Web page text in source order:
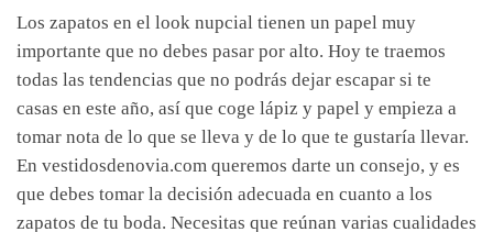
Los zapatos en el look nupcial tienen un papel muy
importante que no debes pasar por alto. Hoy te traemos
todas las tendencias que no podrás dejar escapar si te
casas en este año, así que coge lápiz y papel y empieza a
tomar nota de lo que se lleva y de lo que te gustaría llevar.
En vestidosdenovia.com queremos darte un consejo, y es
que debes tomar la decisión adecuada en cuanto a los
zapatos de tu boda. Necesitas que reúnan varias cualidades